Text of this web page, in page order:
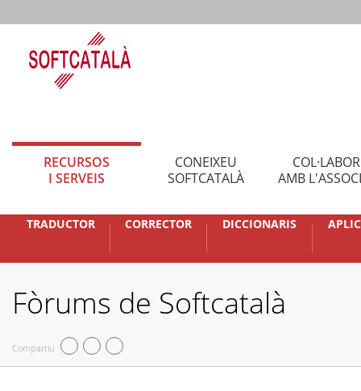
RECURSOS
I SERVEIS
CONEIXEU
SOFTCATALÀ
AMB
TRADUCTOR CORRECTOR DICCIONARIS
Fòrums de Softcatalà
Compartiu